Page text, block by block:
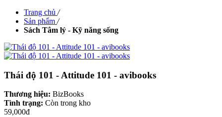
Trang chủ /
Sản phẩm /
Sách Tâm lý - Kỹ năng sống
Thái độ 101 - Attitude 101 - avibooks
Thương hiệu: BizBooks
Tình trạng: Còn trong kho
59,000đ